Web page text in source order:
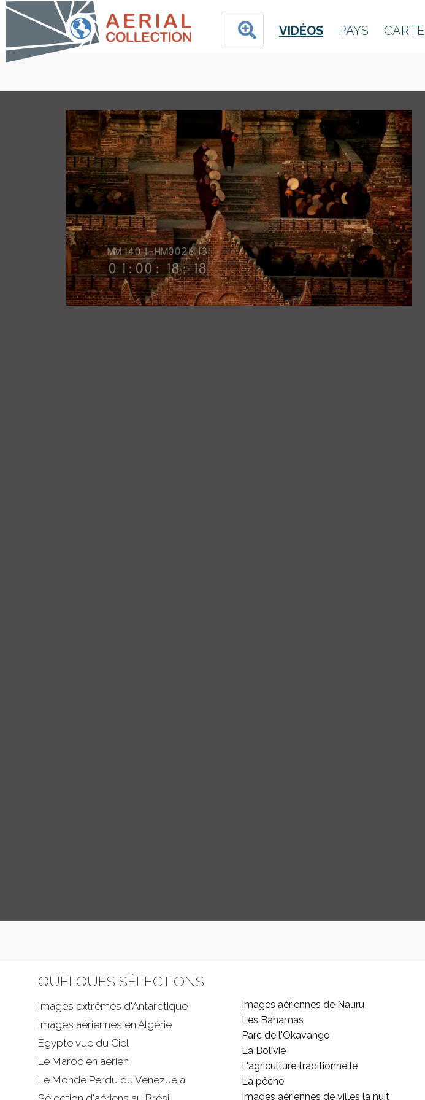
VIDÉOS PAYS CARTE
QUELQUES SÉLECTIONS
Images extrêmes d'Antarctique
Images aériennes en Algérie
Egypte vue du Ciel
Le Maroc en aérien
Le Monde Perdu du Venezuela
Images aériennes de Nauru
Les Bahamas
Parc de l'Okavango
La Bolivie
L'agriculture traditionnelle
La pêche
Images aériennes de villes la nuit